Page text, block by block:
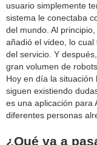
usuario simplemente
sistema le conectaba
del mundo. Al
añadió el video, lo
del servicio. Y
gran volumen de
Hoy en día la
siguen existiendo
es una aplicación para
diferentes personas
¿Qué va a